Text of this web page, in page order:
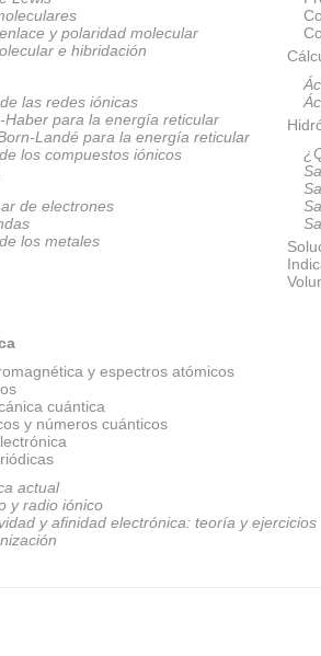
y polaridad molecular
e hibridación
las redes iónicas
Haber para la energía reticular
Landé para la energía reticular
los compuestos iónicos
de electrones
los metales
y espectros atómicos
cuántica
y números cuánticos
actual
y radio iónico
y afinidad electrónica: teoría y ejercicios